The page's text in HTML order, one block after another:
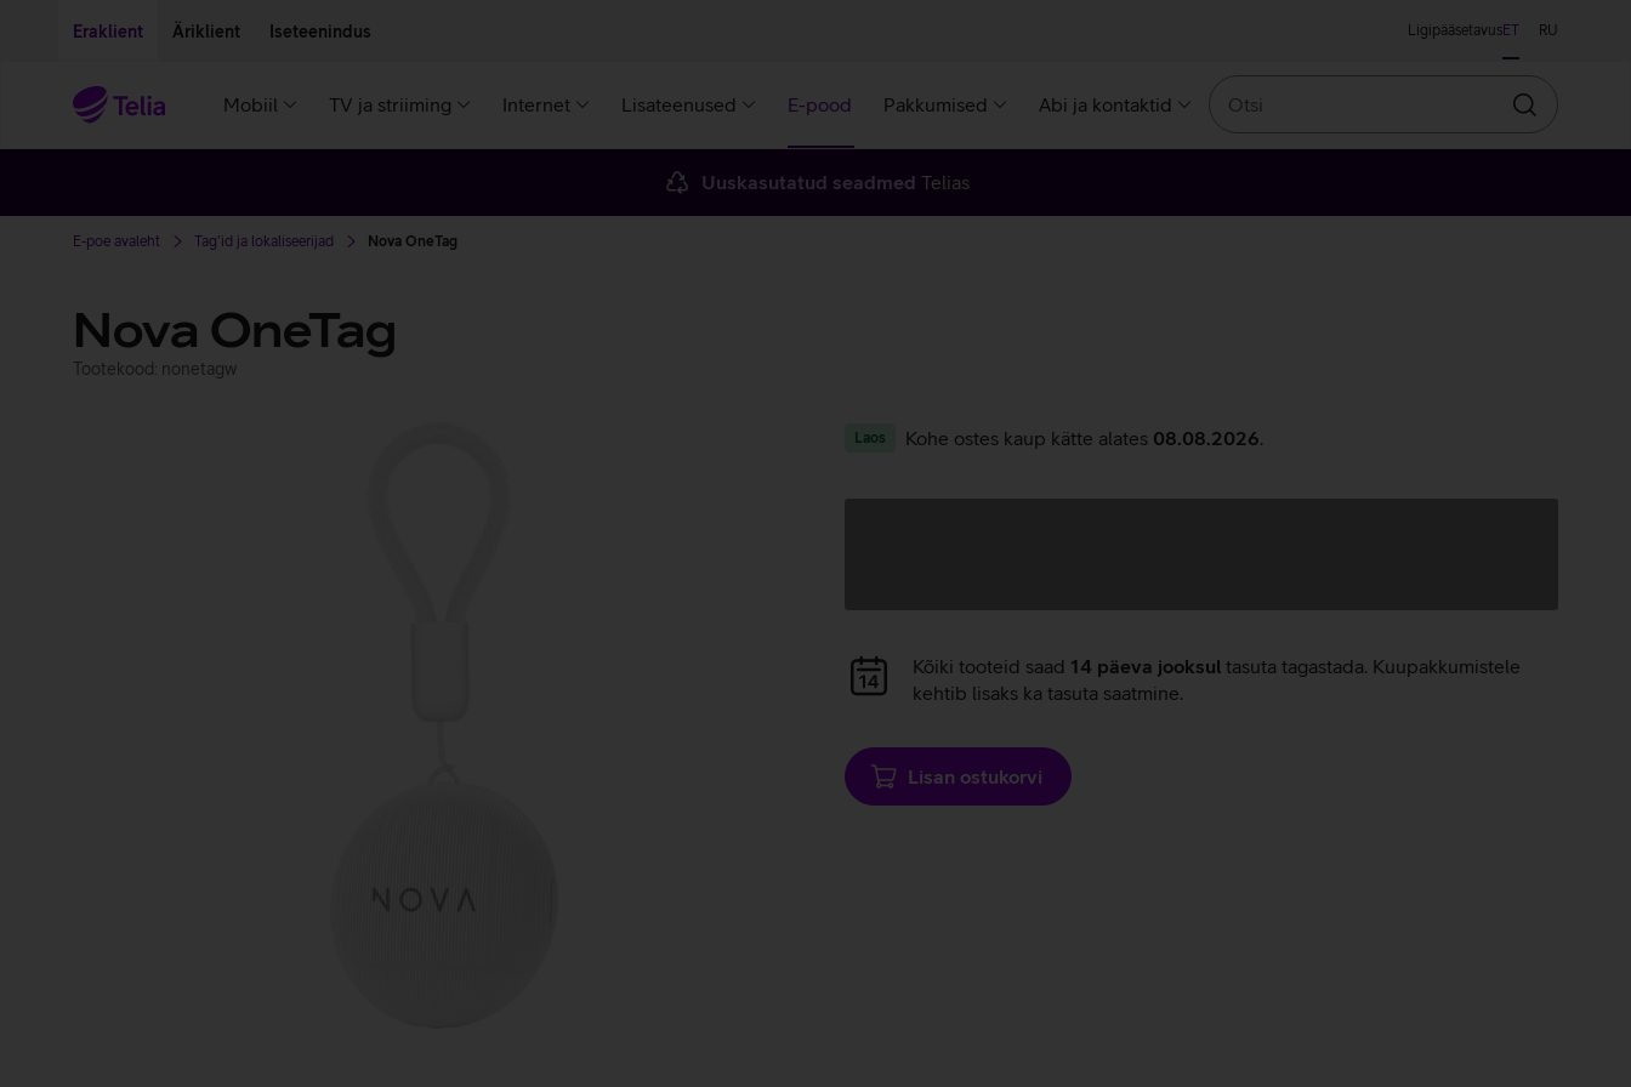
Eraklient Äriklient Iseteenindus LigipääsetavusET RU
Mobiil TV ja striiming Internet Lisateenused E-pood Pakkumised Abi ja kontaktid
Otsin
Uuskasutatud seadmed Telias
E-poe avaleht Tag'id ja lokaliseerijad Nova OneTag
Nova OneTag
Tootekood: nonetagw
Laos Kohe ostes kaup kätte alates 08.08.2026
Andmete
laadimine
Kõiki tooteid saad 14 päeva jooksul tasuta tagastada. Kuupakkumistele
kehtib lisaks ka tasuta saatmine.
Lisan ostukorvi